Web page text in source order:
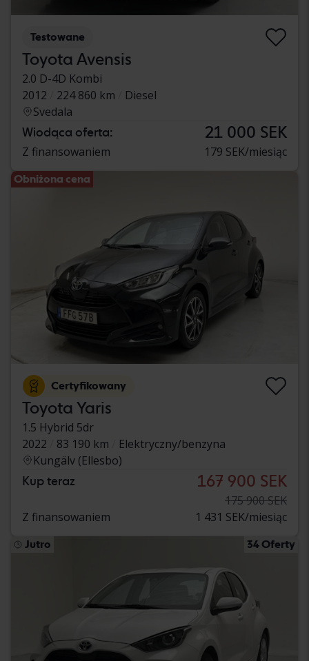
Testowane
Toyota Avensis
2.0 D-4D Kombi
2012
224 860 km
Diesel
Svedala
Wiodąca oferta: 21 000 SEK
Z finansowaniem 179 SEK/miesiąc
Obniżona cena
Certyfikowany
Toyota Yaris
1.5 Hybrid 5dr
2022
83 190 km
Elektryczny/benzyna
Kungälv (Ellesbo)
Kup teraz 167 900 SEK
175 900 SEK
Z finansowaniem
1 431 SEK/miesiąc
Jutro 34 Oferty